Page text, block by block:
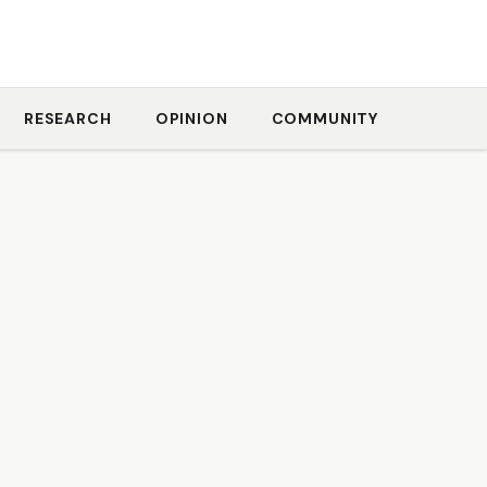
RESEARCH OPINION COMMUNITY